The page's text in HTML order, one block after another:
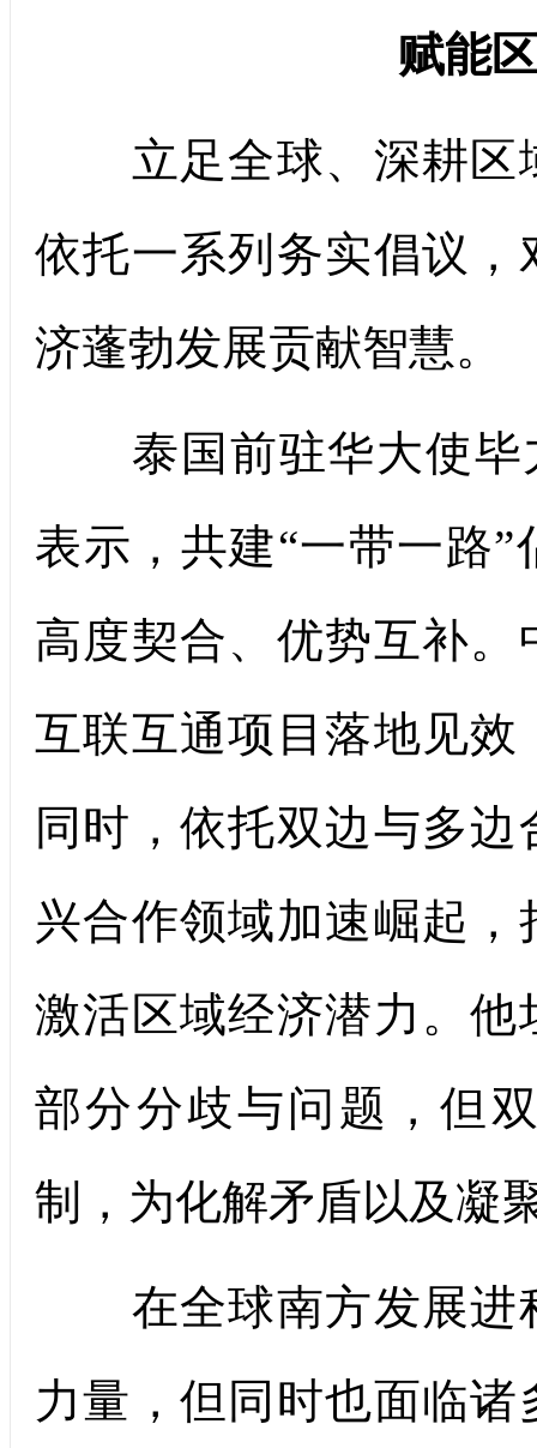
赋能
立足全球、深耕区
依托一系列务实倡议
济蓬勃发展贡献智慧。
泰国前驻华大使毕力
表示，共建“一带一路
高度契合、优势互补
互联互通项目落地见
同时，依托双边与多
兴合作领域加速崛起
激活区域经济潜力。
部分分歧与问题，但
制，为化解矛盾以及凝
在全球南方发展进
力量，但同时也面临